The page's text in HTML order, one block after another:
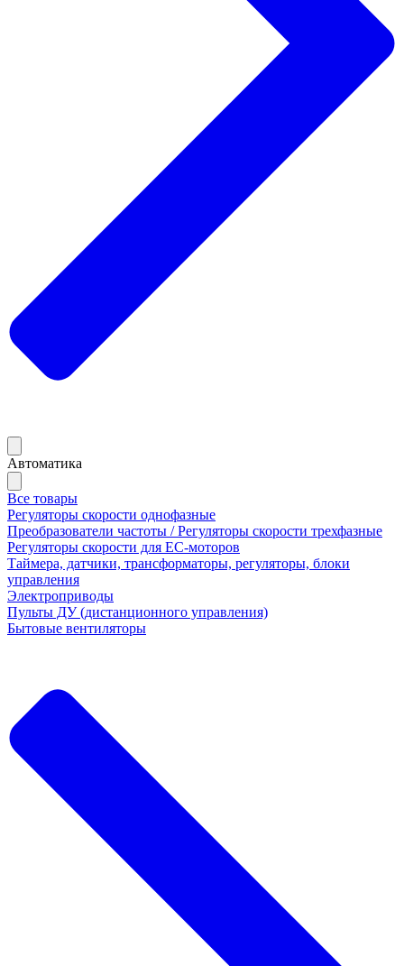
Автоматика
Все товары
Регуляторы скорости однофазные
Преобразователи частоты / Регуляторы скорости трехфазные
Регуляторы скорости для ЕС-моторов
Таймера, датчики, трансформаторы, регуляторы, блоки
управления
Электроприводы
Пульты ДУ (дистанционного управления)
Бытовые вентиляторы